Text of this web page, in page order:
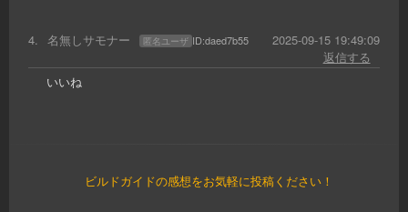
4. 名無しサモナー 匿名ユーザ ID:daed7b55
2025-09-15 19:49:09
返信する
いいね
ビルドガイドの感想をお気軽に投稿ください！